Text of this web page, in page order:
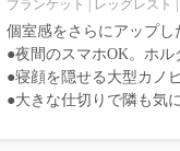
ブランケット レッグレスト
個室感をさらにアップし
●夜間のスマホOK。ホル
●寝顔を隠せる大型カノ
●大きな仕切りで隣も気